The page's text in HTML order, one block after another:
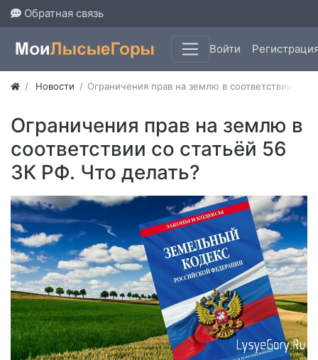
Обратная связь
Войти
Новости ​Ограничения прав на землю в соответствии со
​Ограничения прав на землю в
соответствии со статьёй 56
ЗК РФ. Что делать?